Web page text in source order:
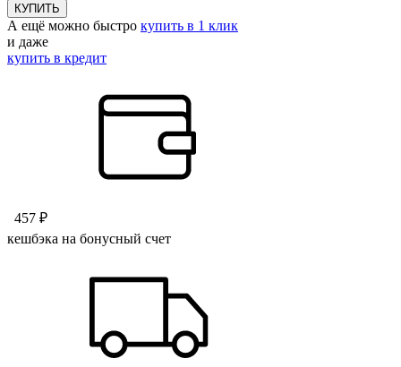
КУПИТЬ
А ещё можно быстро купить в 1 клик
и даже
купить в кредит
457 ₽
кешбэка на бонусный счет